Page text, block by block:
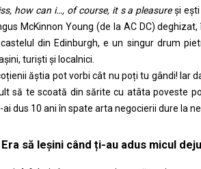
how can i…, of course, it s a pleasureși
McKinnon Young (de la AC DC)
din Edinburgh, e un singur drum
turiști și localnici.
ăștia pot vorbi cât nu poți tu gândi! Iar
să te scoată din sărite cu atâta poveste
ai dus 10 ani în spate arta negocierii dure la
Era să leșini când ți-au adus micul